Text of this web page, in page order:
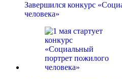
Завершился конкурс
человека»